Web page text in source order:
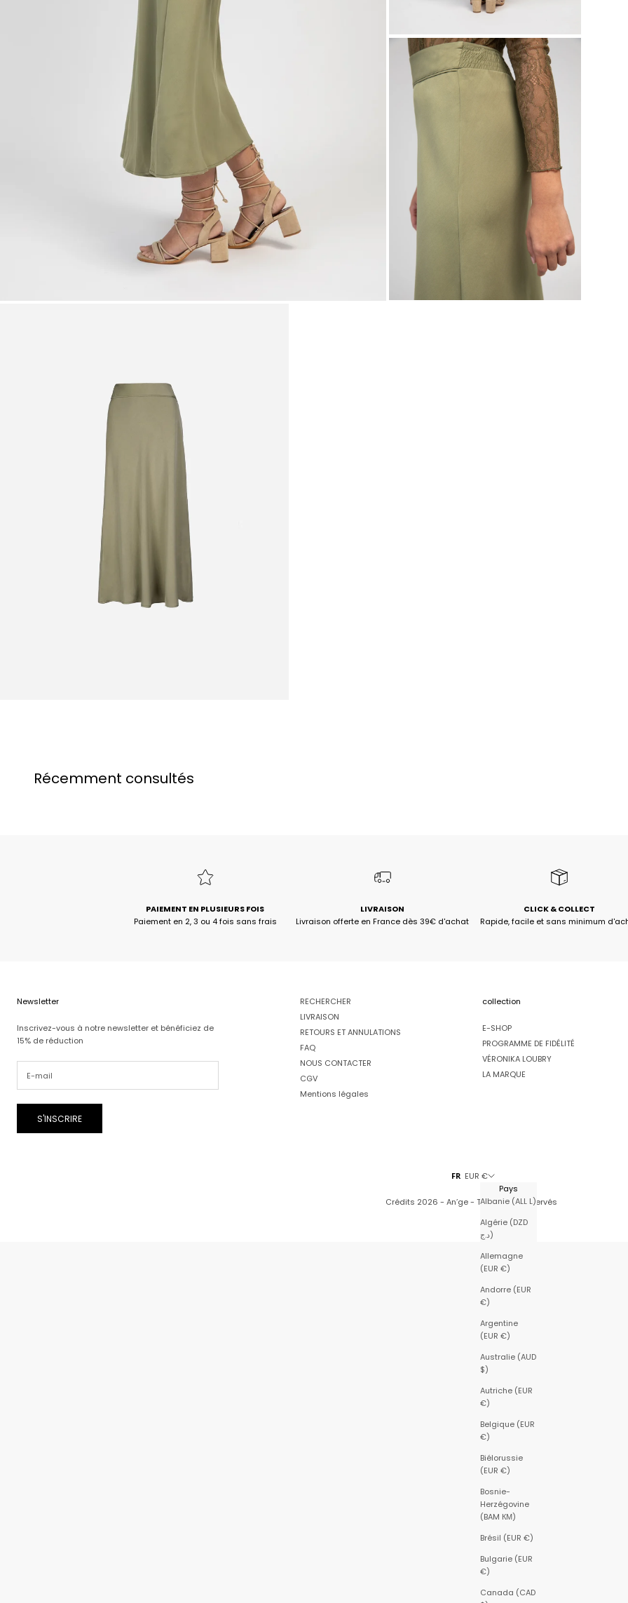
Récemment consultés
PAIEMENT EN PLUSIEURS FOIS
Paiement en 2, 3 ou 4 fois sans frais
LIVRAISON
Livraison offerte en France dès 39€ d'achat
CLICK & COLLECT
Rapide, facile et sans minimum
Newsletter
Inscrivez-vous à notre newsletter et bénéficiez de
15% de réduction
S'INSCRIRE
RECHERCHER
LIVRAISON
RETOURS ET ANNULATIONS
FAQ
NOUS CONTACTER
CGV
Mentions légales
collection
E-SHOP
PROGRAMME DE FIDÉLITÉ
VÉRONIKA LOUBRY
LA MARQUE
FR EUR €
Pays
Albanie (ALL L)
Algérie (DZD
د.ج)
Allemagne
(EUR €)
Andorre (EUR
€)
Argentine
(EUR €)
Australie (AUD
$)
Autriche (EUR
€)
Belgique (EUR
€)
Biélorussie
(EUR €)
Bosnie-
Herzégovine
(BAM КМ)
Brésil (EUR €)
Bulgarie (EUR
€)
Canada (CAD
Crédits 2026 - An’ge - Tous droits réservés